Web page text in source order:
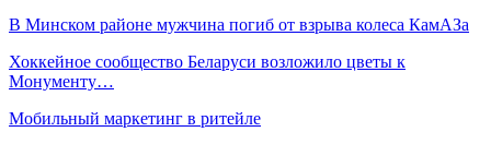
В Минском районе мужчина погиб от взрыва колеса КамАЗа
Хоккейное сообщество Беларуси возложило цветы к
Монументу…
Мобильный маркетинг в ритейле